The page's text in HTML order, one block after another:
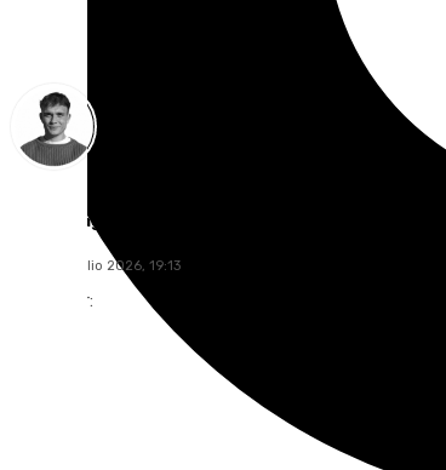
Jorge Aragón
viernes, 3 julio 2026, 19:13
Compartir: